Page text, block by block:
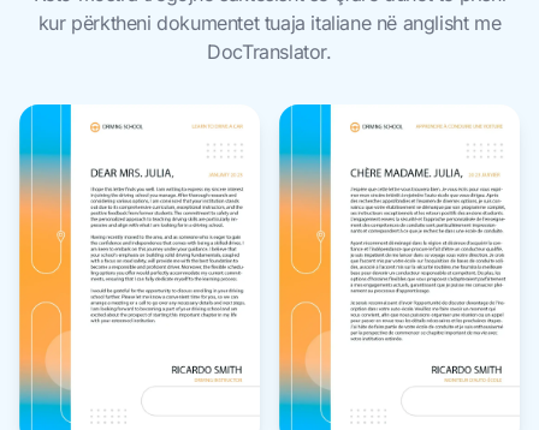
kur përktheni dokumentet tuaja italiane në anglisht me
DocTranslator.